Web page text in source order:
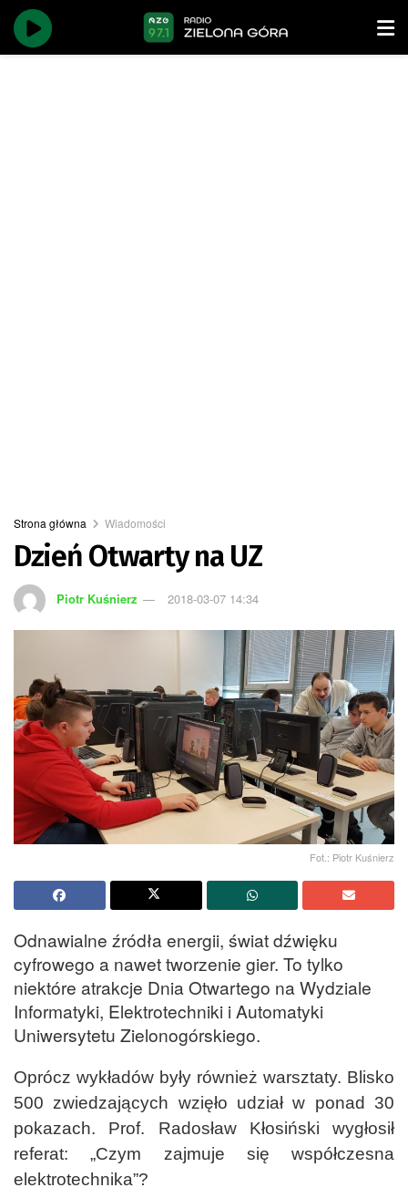
Strona główna Wiadomości
Dzień Otwarty na UZ
Piotr Kuśnierz 2018-03-07 14:34
Fot.: Piotr Kuśnierz
Odnawialne źródła energii, świat dźwięku
cyfrowego a nawet tworzenie gier. To tylko
niektóre atrakcje Dnia Otwartego na Wydziale
Informatyki, Elektrotechniki i Automatyki
Uniwersytetu Zielonogórskiego.
Oprócz wykładów były również warsztaty. Blisko
500 zwiedzających wzięło udział w ponad 30
pokazach. Prof. Radosław Kłosiński wygłosił
referat: „Czym zajmuje się współczesna
elektrotechnika”?